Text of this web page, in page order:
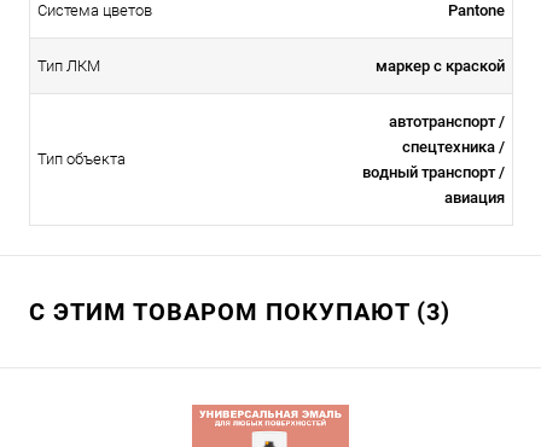
Система цветов Pantone
Тип ЛКМ маркер с краской
Тип объекта
автотранспорт /
спецтехника /
водный транспорт /
авиация
С ЭТИМ ТОВАРОМ ПОКУПАЮТ (3)